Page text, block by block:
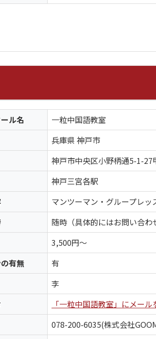
ル名
一粒中国語教室
兵庫県 神戸市
神戸市中央区小野柄通5-1-
神戸三宮各駅
マンツーマン・グループレッ
随時（具体的にはお問い合わ
3,500円～
有無
有
李
「一粒中国語教室」にメー
078-200-6035(株式会社